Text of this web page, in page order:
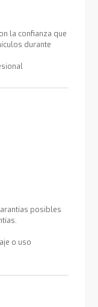
la confianza que
durante
posibles
o uso